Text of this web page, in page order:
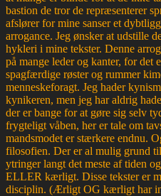
bastion de tror de repræsenterer
afslører for mine sanser et
arrogance. Jeg ønsker at udstille
hykleri i mine tekster. Denne
på mange leder og kanter, for
spagfærdige røster og rummer
menneskeforagt. Jeg hader
kynikeren, men jeg har aldrig
der er bange for at gøre sig selv
frygteligt våben, her er tale om
mandsmodet er stærkere endnu.
filosofien. Der er al mulig grund
ytringer langt det meste af tiden
ELLER kærligt. Disse tekster er
disciplin. (Ærligt OG kærligt har